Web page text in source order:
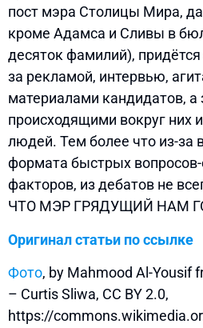
пост мэра Столицы Мира, да
кроме Адамса и Сливы в
десяток фамилий),
за рекламой, интервью,
материалами кандидатов, а
происходящими вокруг них
людей. Тем более что из-за
формата быстрых вопросов-
факторов, из дебатов не
ЧТО МЭР ГРЯДУЩИЙ НАМ
Оригинал статьи по ссылке
Фото, by Mahmood Al-Yousif
– Curtis Sliwa, CC BY 2.0,
https://